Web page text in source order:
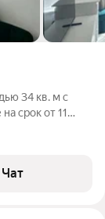
34 кв. м с
срок от 11
никто не жил.
Молл», DDX
Чат